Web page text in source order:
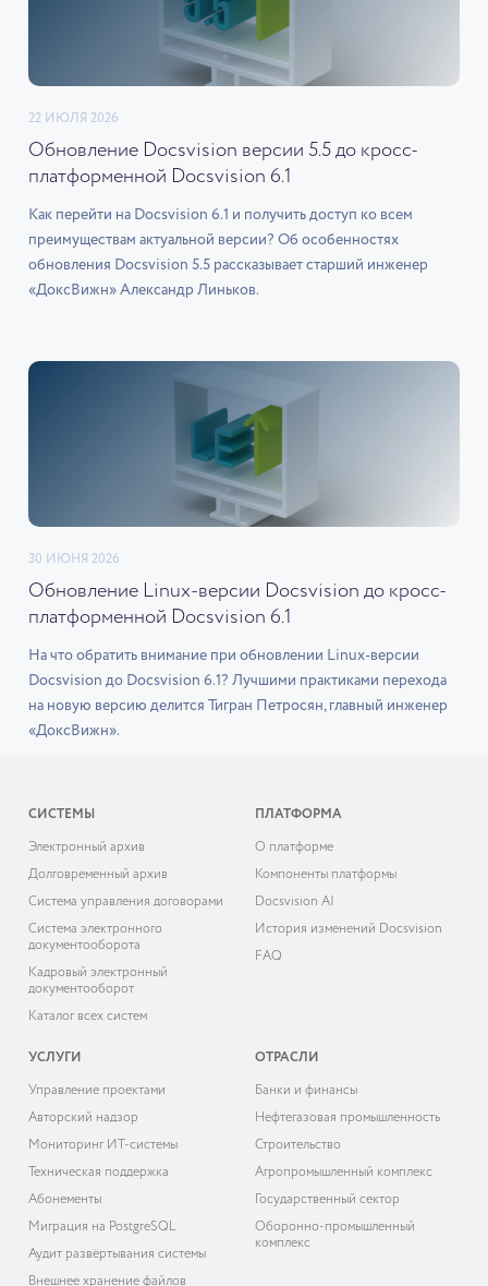
22 ИЮЛЯ 2026
Обновление Docsvision версии 5.5 до кросс-
платформенной Docsvision 6.1
Как перейти на Docsvision 6.1 и получить доступ ко всем
преимуществам актуальной версии? Об особенностях
обновления Docsvision 5.5 рассказывает старший инженер
«ДоксВижн» Александр Линьков.
30 ИЮНЯ 2026
Обновление Linux-версии Docsvision до кросс-
платформенной Docsvision 6.1
На что обратить внимание при обновлении Linux-версии
Docsvision до Docsvision 6.1? Лучшими практиками перехода
на новую версию делится Тигран Петросян, главный инженер
«ДоксВижн».
СИСТЕМЫ
Электронный архив
Долговременный архив
Система управления договорами
Система электронного
документооборота
Кадровый электронный
документооборот
Каталог всех систем
ПЛАТФОРМА
О платформе
Компоненты платформы
Docsvision AI
История изменений Docsvision
FAQ
УСЛУГИ
Управление проектами
Авторский надзор
Мониторинг ИТ-системы
Техническая поддержка
Абонементы
Миграция на PostgreSQL
Аудит развёртывания системы
Внешнее хранение файлов
ОТРАСЛИ
Банки и финансы
Нефтегазовая промышленность
Строительство
Агропромышленный комплекс
Государственный сектор
Оборонно-промышленный
комплекс